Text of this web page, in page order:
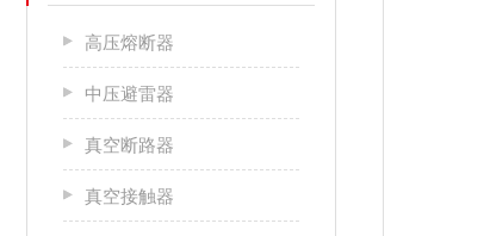
高压熔断器
中压避雷器
真空断路器
真空接触器